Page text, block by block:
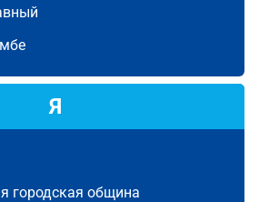
Я
городская община